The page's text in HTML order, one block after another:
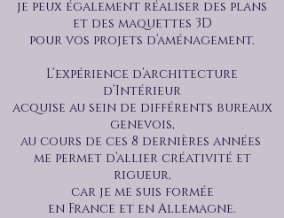
je peux également réaliser des plans
et des maquettes 3D
pour vos projets d’aménagement.
L’expérience d’architecture
d’Intérieur
acquise au sein de différents bureaux
genevois,
au cours de ces 8 dernières années
me permet d’allier créativité et
rigueur,
car je me suis formée
en France et en Allemagne.